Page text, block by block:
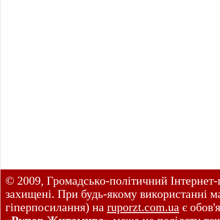
© 2009, Громадсько-політичний
захищені. При будь-якому використанні
гіперпосилання) на ruporzt.com.ua є